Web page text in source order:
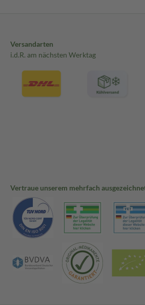
Versandarten
i.d.R. am nächsten Werktag
Vertraue unserem mehrfach